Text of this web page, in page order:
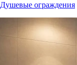
Душевые ограждения